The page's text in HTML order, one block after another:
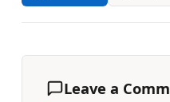
Leave a